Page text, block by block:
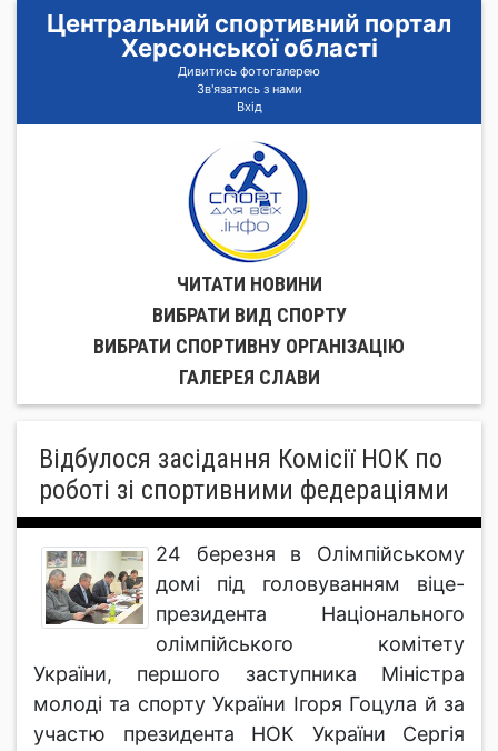
Центральний спортивний портал
Херсонської області
Дивитись фотогалерею
Зв'язатись з нами
Вхід
ЧИТАТИ НОВИНИ
ВИБРАТИ ВИД СПОРТУ
ВИБРАТИ СПОРТИВНУ ОРГАНIЗАЦIЮ
ГАЛЕРЕЯ СЛАВИ
Відбулося засідання Комісії НОК по
роботі зі спортивними федераціями
24 березня в Олімпійському
домі під головуванням віце-
президента Національного
олімпійського комітету
України, першого заступника Міністра
молоді та спорту України Ігоря Гоцула й за
участю президента НОК України Сергія